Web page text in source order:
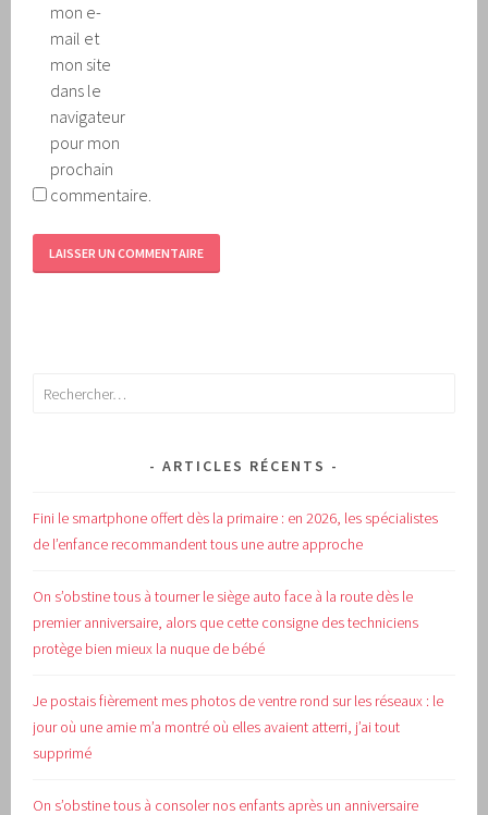
mon e-
mail et
mon site
dans le
navigateur
pour mon
prochain
commentaire.
Rechercher :
ARTICLES RÉCENTS
Fini le smartphone offert dès la primaire : en 2026, les spécialistes
de l’enfance recommandent tous une autre approche
On s’obstine tous à tourner le siège auto face à la route dès le
premier anniversaire, alors que cette consigne des techniciens
protège bien mieux la nuque de bébé
Je postais fièrement mes photos de ventre rond sur les réseaux : le
jour où une amie m’a montré où elles avaient atterri, j’ai tout
supprimé
On s’obstine tous à consoler nos enfants après un anniversaire